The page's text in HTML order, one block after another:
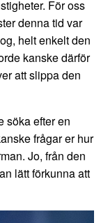
För oss
denna tid var
helt enkelt den
kanske därför
att slippa den
söka efter en
frågar er hur
Jo, från den
lätt förkunna att